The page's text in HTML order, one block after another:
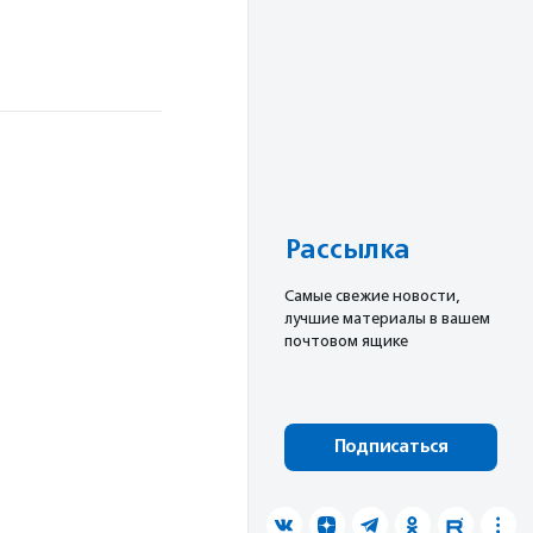
Рассылка
Cамые свежие новости,
лучшие материалы в вашем
почтовом ящике
Подписаться